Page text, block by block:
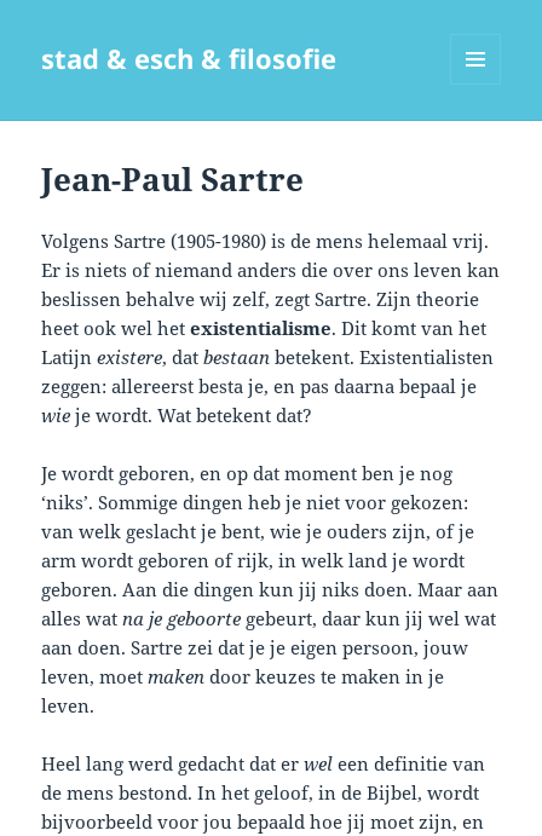
stad & esch & filosofie
Jean-Paul Sartre
Volgens Sartre (1905-1980) is de mens helemaal vrij.
Er is niets of niemand anders die over ons leven kan
beslissen behalve wij zelf, zegt Sartre. Zijn theorie
heet ook wel hetexistentialisme. Dit komt van het
Latijnexistere, datbestaanbetekent. Existentialisten
zeggen: allereerst besta je, en pas daarna bepaal je
wieje wordt. Wat betekent dat?
Je wordt geboren, en op dat moment ben je nog
‘niks’. Sommige dingen heb je niet voor gekozen:
van welk geslacht je bent, wie je ouders zijn, of je
arm wordt geboren of rijk, in welk land je wordt
geboren. Aan die dingen kun jij niks doen. Maar aan
alles watna je geboorte gebeurt, daar kun jij wel wat
aan doen. Sartre zei dat je je eigen persoon, jouw
leven, moetmakendoor keuzes te maken in je
leven.
Heel lang werd gedacht dat erweleen definitie van
de mens bestond. In het geloof, in de Bijbel, wordt
bijvoorbeeld voor jou bepaald hoe jij moet zijn, en